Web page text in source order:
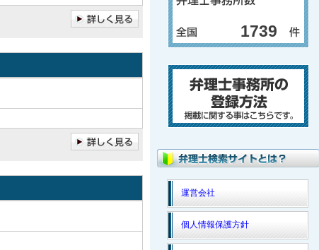
1739
運営会社
個人情報保護方針